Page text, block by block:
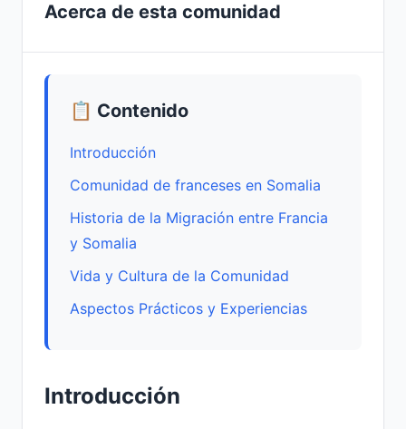
Acerca de esta comunidad
📋 Contenido
Introducción
Comunidad de franceses en Somalia
Historia de la Migración entre Francia
y Somalia
Vida y Cultura de la Comunidad
Aspectos Prácticos y Experiencias
Introducción